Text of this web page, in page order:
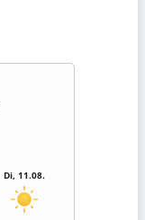
Di, 11.08.